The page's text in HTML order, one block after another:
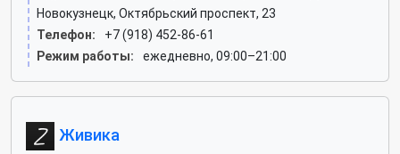
Новокузнецк, Октябрьский проспект, 23
Телефон:
+7 (918) 452-86-61
Режим работы:
ежедневно, 09:00–21:00
Живика